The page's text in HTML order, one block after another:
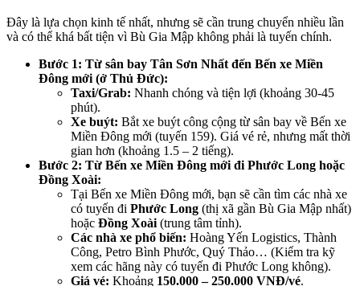
Đây là lựa chọn kinh tế nhất, nhưng sẽ cần trung chuyển nhiều lần
và có thể khá bất tiện vì Bù Gia Mập không phải là tuyến chính.
Bước 1: Từ sân bay Tân Sơn Nhất đến Bến xe Miền
Đông mới (ở Thủ Đức):
Taxi/Grab: Nhanh chóng và tiện lợi (khoảng 30-45
phút).
Xe buýt: Bắt xe buýt công cộng từ sân bay về Bến xe
Miền Đông mới (tuyến 159). Giá vé rẻ, nhưng mất thời
gian hơn (khoảng 1.5 – 2 tiếng).
Bước 2: Từ Bến xe Miền Đông mới đi Phước Long hoặc
Đồng Xoài:
Tại Bến xe Miền Đông mới, bạn sẽ cần tìm các nhà xe
có tuyến đi Phước Long (thị xã gần Bù Gia Mập nhất)
hoặc Đồng Xoài (trung tâm tỉnh).
Các nhà xe phổ biến: Hoàng Yến Logistics, Thành
Công, Petro Bình Phước, Quý Thảo… (Kiểm tra kỹ
xem các hãng này có tuyến đi Phước Long không).
Giá vé: Khoảng 150.000 – 250.000 VNĐ/vé.